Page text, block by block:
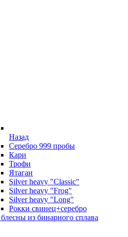
Назад
Серебро 999 пробы
Кари
Трофи
Ятаган
Silver heavy "Classic"
Silver heavy "Frog"
Silver heavy "Long"
Рокки свинец+серебро
из бинарного сплава